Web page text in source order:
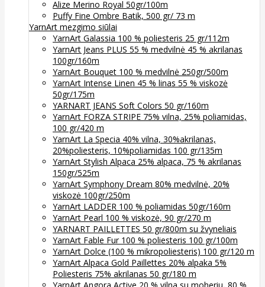
Alize Merino Royal 50gr/100m
Puffy Fine Ombre Batik, 500 gr/ 73 m
YarnArt mezgimo siūlai
YarnArt Galassia 100 % poliesteris 25 gr/112m
YarnArt Jeans PLUS 55 % medvilnė 45 % akrilanas
100gr/160m
YarnArt Bouquet 100 % medvilnė 250gr/500m
YarnArt Intense Linen 45 % linas 55 % viskozė
50gr/175m
YARNART JEANS Soft Colors 50 gr/160m
YarnArt FORZA STRIPE 75% vilna, 25% poliamidas,
100 gr/420 m
YarnArt La Specia 40% vilna, 30%akrilanas,
20%poliesteris, 10%poliamidas 100 gr/135m
YarnArt Stylish Alpaca 25% alpaca, 75 % akrilanas
150gr/525m
YarnArt Symphony Dream 80% medvilnė, 20%
viskozė 100gr/250m
YarnArt LADDER 100 % poliamidas 50gr/160m
YarnArt Pearl 100 % viskozė, 90 gr/270 m
YARNART PAILLETTES 50 gr/800m su žvyneliais
YarnArt Fable Fur 100 % poliesteris 100 gr/100m
YarnArt Dolce (100 % mikropoliesteris) 100 gr/120 m
YarnArt Alpaca Gold Paillettes 20% alpaka 5%
Poliesteris 75% akrilanas 50 gr/180 m
YarnArt Angora Active 20 % vilna su moheriu, 80 %